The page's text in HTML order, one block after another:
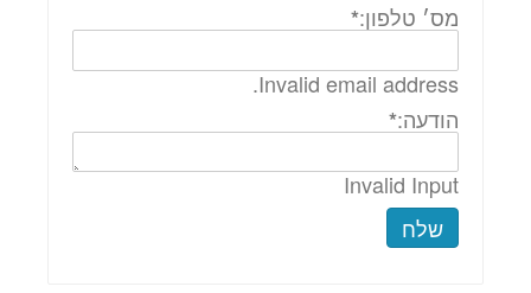
מס׳ טלפון:*
Invalid email address.
הודעה:*
Invalid Input
שלח